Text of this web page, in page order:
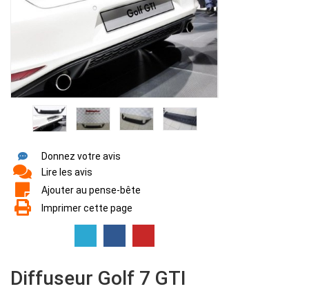
Donnez votre avis
Lire les avis
Ajouter au pense-bête
Imprimer cette page
Diffuseur Golf 7 GTI